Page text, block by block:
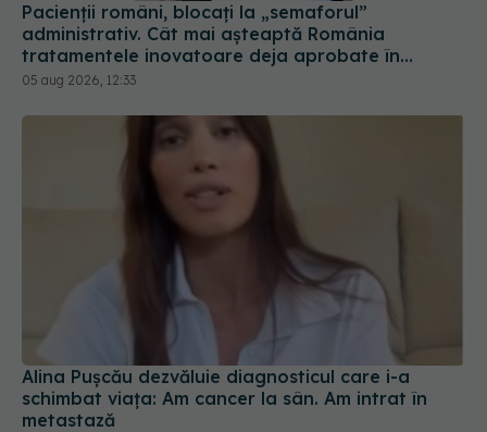
Pacienții români, blocați la „semaforul”
administrativ. Cât mai așteaptă România
tratamentele inovatoare deja aprobate în
Europa
05 aug 2026, 12:33
Alina Pușcău dezvăluie diagnosticul care i-a
schimbat viața: Am cancer la sân. Am intrat în
metastază